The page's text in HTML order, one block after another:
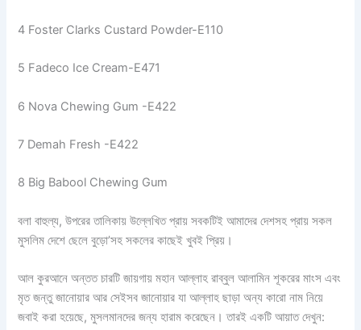
4 Foster Clarks Custard Powder-E110
5 Fadeco Ice Cream-E471
6 Nova Chewing Gum -E422
7 Demah Fresh -E422
8 Big Babool Chewing Gum
বলা বাহুল্য, উপরের তালিকায় উল্লেখিত প্রায় সবকটিই আমাদের দেশসহ প্রায় সকল
মুসলিম দেশে ছেলে বুড়ো’সহ সকলের কাছেই খুবই প্রিয়।
আল কুরআনে অন্তত চারটি জায়গায় মহান আল্লাহ রাব্বুল আলামিন শূকরের মাংস এবং
মৃত জন্তু জানোয়ার আর সেইসব জানোয়ার যা আল্লাহ ছাড়া অন্য কারো নাম নিয়ে
জবাই করা হয়েছে, মুসলমানদের জন্য হারাম করেছেন। তারই একটি আয়াত দেখুন: